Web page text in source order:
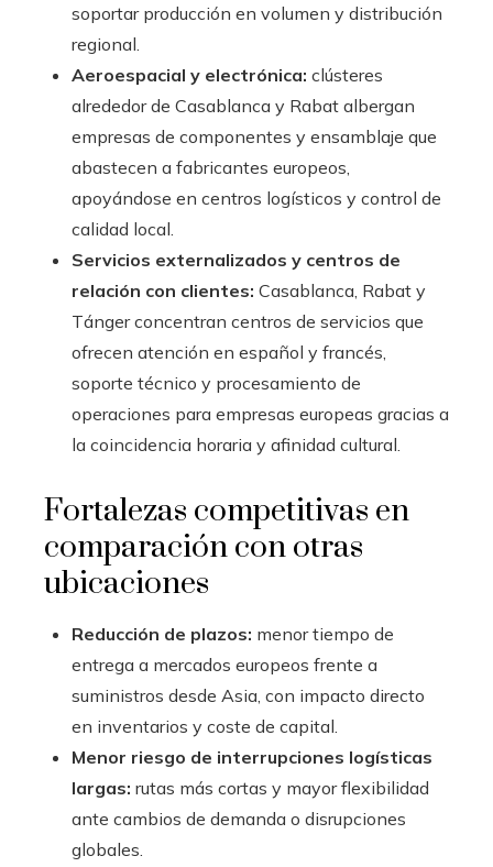
soportar producción en volumen y distribución
regional.
Aeroespacial y electrónica: clústeres
alrededor de Casablanca y Rabat albergan
empresas de componentes y ensamblaje que
abastecen a fabricantes europeos,
apoyándose en centros logísticos y control de
calidad local.
Servicios externalizados y centros de
relación con clientes: Casablanca, Rabat y
Tánger concentran centros de servicios que
ofrecen atención en español y francés,
soporte técnico y procesamiento de
operaciones para empresas europeas gracias a
la coincidencia horaria y afinidad cultural.
Fortalezas competitivas en
comparación con otras
ubicaciones
Reducción de plazos: menor tiempo de
entrega a mercados europeos frente a
suministros desde Asia, con impacto directo
en inventarios y coste de capital.
Menor riesgo de interrupciones logísticas
largas: rutas más cortas y mayor flexibilidad
ante cambios de demanda o disrupciones
globales.